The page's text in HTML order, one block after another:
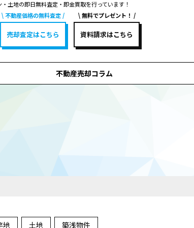
土地の即日無料査定・即金買取を行っています！
不動産価格の無料査定
売却査定はこちら
無料でプレゼント！
資料請求はこちら
不動産売却コラム
地 土地 築浅物件